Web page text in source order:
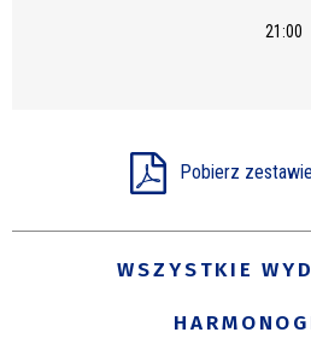
21:00
Pobierz
WSZYSTKIE